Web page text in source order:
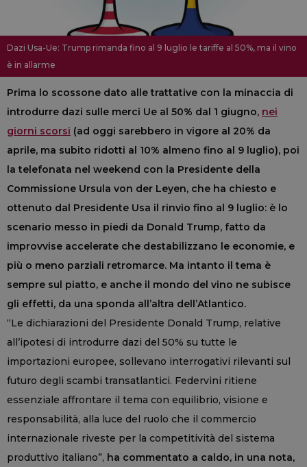
Dazi Usa-Ue: Trump rimanda fino al 9 luglio le tariffe al 50%, ma il vino
è in allarme
Prima lo scossone dato alle trattative con la minaccia di
introdurre dazi sulle merci Ue al 50% dal 1 giugno, nei
giorni scorsi (ad oggi sarebbero in vigore al 20% da
aprile, ma subito ridotti al 10% almeno fino al 9 luglio), poi
la telefonata nel weekend con la Presidente della
Commissione Ursula von der Leyen, che ha chiesto e
ottenuto dal Presidente Usa il rinvio fino al 9 luglio: è lo
scenario messo in piedi da Donald Trump, fatto da
improvvise accelerate che destabilizzano le economie, e
più o meno parziali retromarce. Ma intanto il tema è
sempre sul piatto, e anche il mondo del vino ne subisce
gli effetti, da una sponda all’altra dell’Atlantico.
“Le dichiarazioni del Presidente Donald Trump, relative
all’ipotesi di introdurre dazi del 50% su tutte le
importazioni europee, sollevano interrogativi rilevanti sul
futuro degli scambi transatlantici. Federvini ritiene
essenziale affrontare il tema con equilibrio, visione e
responsabilità, alla luce del ruolo che il commercio
internazionale riveste per la competitività del sistema
produttivo italiano”, ha commentato a caldo, in una nota,